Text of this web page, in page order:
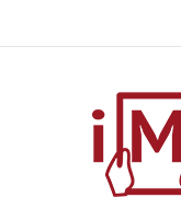
المتحدة؟